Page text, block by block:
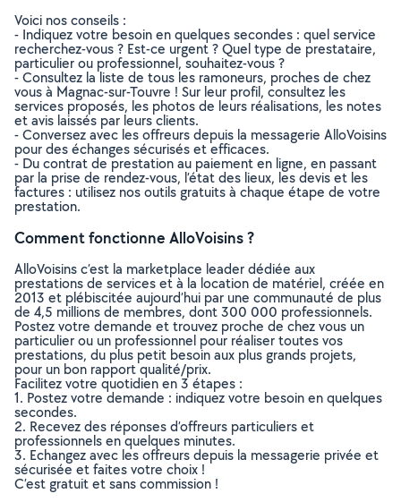
Voici nos conseils :
- Indiquez votre besoin en quelques secondes : quel service
recherchez-vous ? Est-ce urgent ? Quel type de prestataire,
particulier ou professionnel, souhaitez-vous ?
- Consultez la liste de tous les ramoneurs, proches de chez
vous à Magnac-sur-Touvre ! Sur leur profil, consultez les
services proposés, les photos de leurs réalisations, les notes
et avis laissés par leurs clients.
- Conversez avec les offreurs depuis la messagerie AlloVoisins
pour des échanges sécurisés et efficaces.
- Du contrat de prestation au paiement en ligne, en passant
par la prise de rendez-vous, l’état des lieux, les devis et les
factures : utilisez nos outils gratuits à chaque étape de votre
prestation.
Comment fonctionne AlloVoisins ?
AlloVoisins c’est la marketplace leader dédiée aux
prestations de services et à la location de matériel, créée en
2013 et plébiscitée aujourd’hui par une communauté de plus
de 4,5 millions de membres, dont 300 000 professionnels.
Postez votre demande et trouvez proche de chez vous un
particulier ou un professionnel pour réaliser toutes vos
prestations, du plus petit besoin aux plus grands projets,
pour un bon rapport qualité/prix.
Facilitez votre quotidien en 3 étapes :
1. Postez votre demande : indiquez votre besoin en quelques
secondes.
2. Recevez des réponses d’offreurs particuliers et
professionnels en quelques minutes.
3. Echangez avec les offreurs depuis la messagerie privée et
sécurisée et faites votre choix !
C’est gratuit et sans commission !